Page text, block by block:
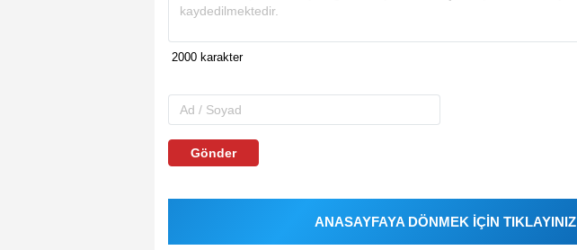
Gönder
ANASAYFAYA DÖNMEK İÇİN TIKLAYINIZ